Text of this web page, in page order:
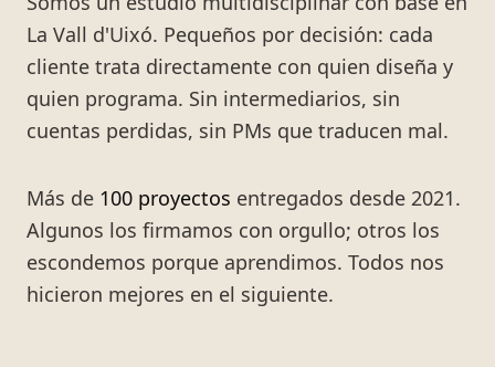
La Vall d'Uixó. Pequeños por decisión: cada
cliente trata directamente con quien diseña y
quien programa. Sin intermediarios, sin
cuentas perdidas, sin PMs que traducen mal.
Más de 100 proyectos entregados desde 2021.
Algunos los firmamos con orgullo; otros los
escondemos porque aprendimos. Todos nos
hicieron mejores en el siguiente.